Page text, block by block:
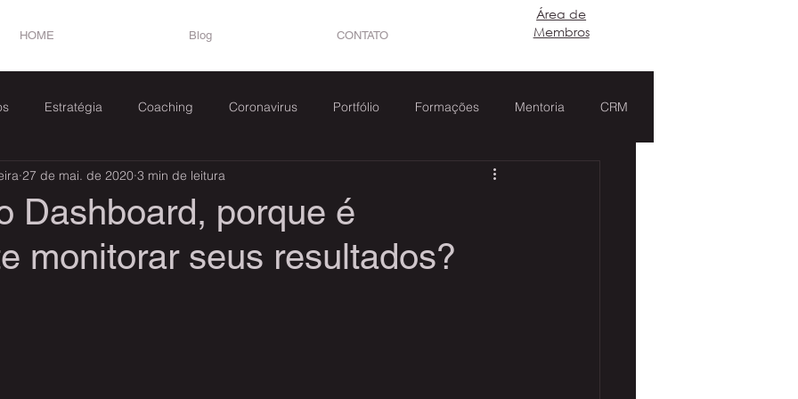
​Área de
Membros
HOME Blog CONTATO
Estratégia Coaching Coronavirus Portfólio Formações Mentoria CRM
Success
Dashboard, porque é
monitorar seus resultados?
27 de mai. de 2020 3 min de leitura